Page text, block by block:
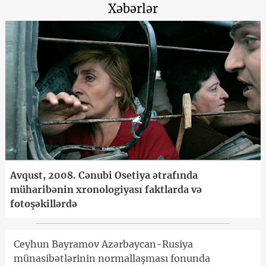
Xəbərlər
Avqust, 2008. Cənubi Osetiya ətrafında
müharibənin xronologiyası faktlarda və
fotoşəkillərdə
Ceyhun Bayramov Azərbaycan-Rusiya
münasibətlərinin normallaşması fonunda